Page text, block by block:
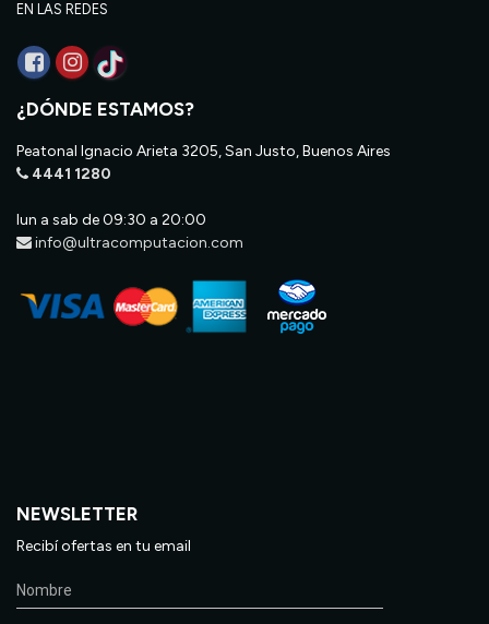
EN LAS REDES
¿DÓNDE ESTAMOS?
Peatonal Ignacio Arieta 3205, San Justo, Buenos Aires
4441 1280
lun a sab de 09:30 a 20:00
info@ultracomputacion.com
NEWSLETTER
Recibí ofertas en tu email